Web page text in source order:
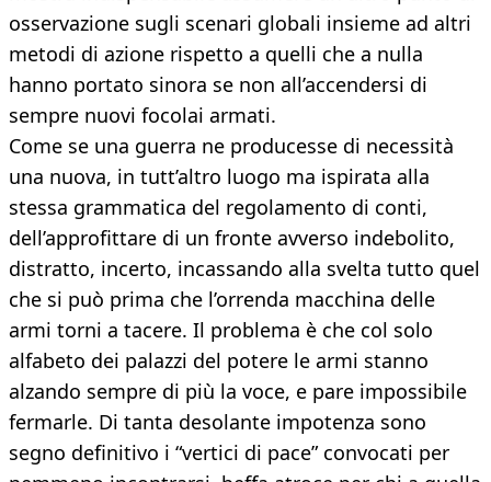
osservazione sugli scenari globali insieme ad altri
metodi di azione rispetto a quelli che a nulla
hanno portato sinora se non all’accendersi di
sempre nuovi focolai armati.
Come se una guerra ne producesse di necessità
una nuova, in tutt’altro luogo ma ispirata alla
stessa grammatica del regolamento di conti,
dell’approfittare di un fronte avverso indebolito,
distratto, incerto, incassando alla svelta tutto quel
che si può prima che l’orrenda macchina delle
armi torni a tacere. Il problema è che col solo
alfabeto dei palazzi del potere le armi stanno
alzando sempre di più la voce, e pare impossibile
fermarle. Di tanta desolante impotenza sono
segno definitivo i “vertici di pace” convocati per